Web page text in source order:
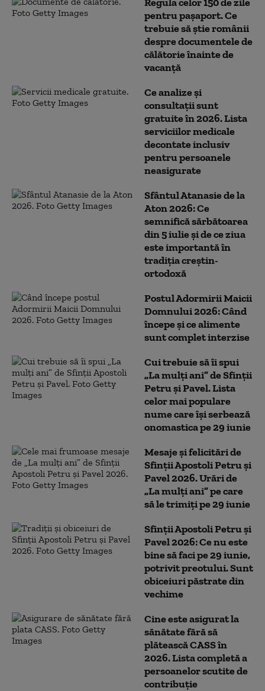
pentru pașaport. Ce
trebuie să știe românii
despre documentele de
călătorie înainte de
vacanță
Ce analize și
consultații sunt
gratuite în 2026. Lista
serviciilor medicale
decontate inclusiv
pentru persoanele
neasigurate
Sfântul Atanasie de la
Aton 2026: Ce
semnifică sărbătoarea
din 5 iulie și de ce ziua
este importantă în
tradiția creștin-
ortodoxă
Postul Adormirii Maicii
Domnului 2026: Când
începe și ce alimente
sunt complet interzise
Cui trebuie să îi spui
„La mulți ani” de Sfinții
Petru și Pavel. Lista
celor mai populare
nume care își serbează
onomastica pe 29 iunie
Mesaje și felicitări de
Sfinții Apostoli Petru și
Pavel 2026. Urări de
„La mulți ani” pe care
să le trimiți pe 29 iunie
Sfinții Apostoli Petru și
Pavel 2026: Ce nu este
bine să faci pe 29 iunie,
potrivit preotului. Sunt
obiceiuri păstrate din
vechime
Cine este asigurat la
sănătate fără să
plătească CASS în
2026. Lista completă a
persoanelor scutite de
contribuție